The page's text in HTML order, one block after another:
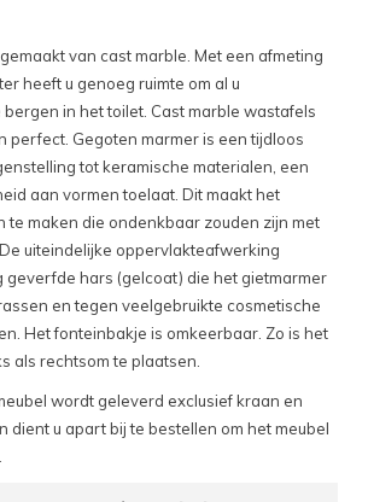
van cast marble. Met een afmeting
heeft u genoeg ruimte om al u
in het toilet. Cast marble wastafels
perfect. Gegoten marmer is een tijdloos
tot keramische materialen, een
aan vormen toelaat. Dit maakt het
te maken die ondenkbaar zouden zijn met
uiteindelijke oppervlakteafwerking
geverfde hars (gelcoat) die het gietmarmer
en tegen veelgebruikte cosmetische
Het fonteinbakje is omkeerbaar. Zo is het
als rechtsom te plaatsen.
wordt geleverd exclusief kraan en
dient u apart bij te bestellen om het meubel